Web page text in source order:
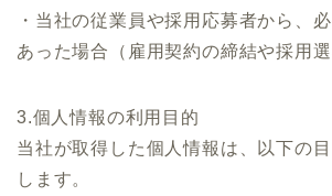
・当社の従業員や採用応募者から、
あった場合（雇用契約の締結や採用選
3.個人情報の利用目的
当社が取得した個人情報は、以下の
します。